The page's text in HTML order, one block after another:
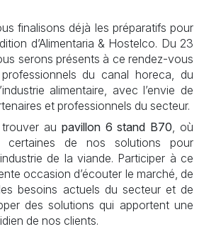
finalisons déjà les préparatifs pour
d’Alimentaria & Hostelco. Du 23
serons présents à ce rendez-vous
du canal horeca, du
alimentaire, avec l’envie de
et professionnels du secteur.
au pavillon 6 stand B70, où
certaines de nos solutions pour
de la viande. Participer à ce
occasion d’écouter le marché, de
besoins actuels du secteur et de
des solutions qui apportent une
de nos clients.